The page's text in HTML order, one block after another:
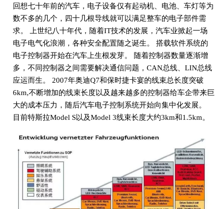
回想七十年前的汽车，电子设备仅有起动机、电池、车灯等为
数不多的几个，四十几根导线就可以满足整车的电子部件需
求。 上世纪八十年代，随着IT技术的发展，汽车业掀起一场
电子电气化浪潮，各种安全配置随之诞生。 搭载软件系统的
电子控制器开始在汽车上生根发芽。 随着控制器数量逐渐增
多，不同控制器之间需要解决通信问题，CAN总线、LIN总线
应运而生。 2007年奥迪Q7和保时捷卡宴的线束总长度突破
6km,不断增加的线束长度以及越来越多的控制器给车企带来巨
大的成本压力，随后汽车电子控制系统开始向集中化发展。
目前特斯拉Model S以及Model 3线束长度大约3km和1.5km。